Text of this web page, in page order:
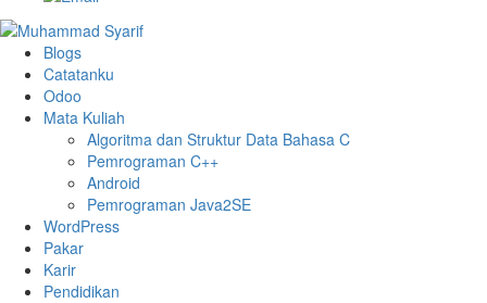
Blogs
Catatanku
Odoo
Mata Kuliah
Algoritma dan Struktur Data Bahasa C
Pemrograman C++
Android
Pemrograman Java2SE
WordPress
Pakar
Karir
Pendidikan